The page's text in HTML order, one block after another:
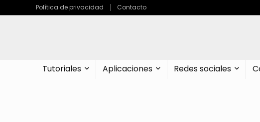
Política de privacidad Contacto
Tutoriales Aplicaciones Redes sociales